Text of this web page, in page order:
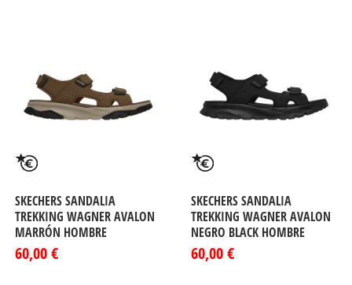
SKECHERS SANDALIA
TREKKING WAGNER AVALON
MARRÓN HOMBRE
60,00 €
SKECHERS SANDALIA
TREKKING WAGNER AVALON
NEGRO BLACK HOMBRE
60,00 €